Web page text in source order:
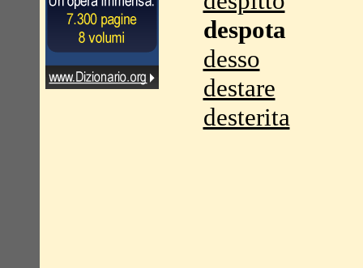
despota
desso
destare
desterita